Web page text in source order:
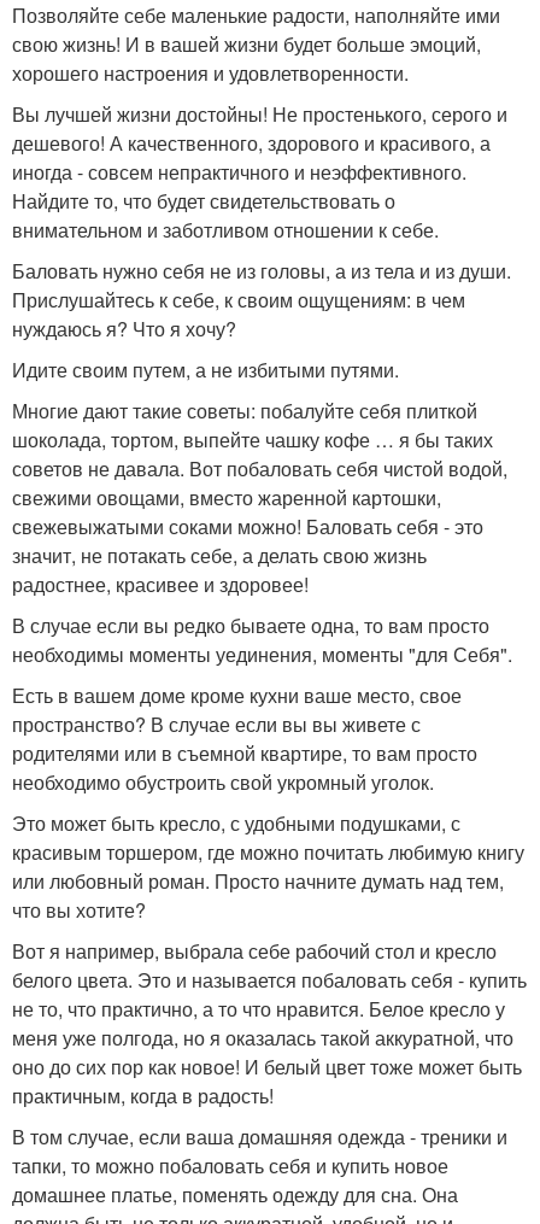
Позволяйте себе маленькие радости, наполняйте ими
свою жизнь! И в вашей жизни будет больше эмоций,
хорошего настроения и удовлетворенности.
Вы лучшей жизни достойны! Не простенького, серого и
дешевого! А качественного, здорового и красивого, а
иногда - совсем непрактичного и неэффективного.
Найдите то, что будет свидетельствовать о
внимательном и заботливом отношении к себе.
Баловать нужно себя не из головы, а из тела и из души.
Прислушайтесь к себе, к своим ощущениям: в чем
нуждаюсь я? Что я хочу?
Идите своим путем, а не избитыми путями.
Многие дают такие советы: побалуйте себя плиткой
шоколада, тортом, выпейте чашку кофе … я бы таких
советов не давала. Вот побаловать себя чистой водой,
свежими овощами, вместо жаренной картошки,
свежевыжатыми соками можно! Баловать себя - это
значит, не потакать себе, а делать свою жизнь
радостнее, красивее и здоровее!
В случае если вы редко бываете одна, то вам просто
необходимы моменты уединения, моменты "для Себя".
Есть в вашем доме кроме кухни ваше место, свое
пространство? В случае если вы вы живете с
родителями или в съемной квартире, то вам просто
необходимо обустроить свой укромный уголок.
Это может быть кресло, с удобными подушками, с
красивым торшером, где можно почитать любимую книгу
или любовный роман. Просто начните думать над тем,
что вы хотите?
Вот я например, выбрала себе рабочий стол и кресло
белого цвета. Это и называется побаловать себя - купить
не то, что практично, а то что нравится. Белое кресло у
меня уже полгода, но я оказалась такой аккуратной, что
оно до сих пор как новое! И белый цвет тоже может быть
практичным, когда в радость!
В том случае, если ваша домашняя одежда - треники и
тапки, то можно побаловать себя и купить новое
домашнее платье, поменять одежду для сна. Она